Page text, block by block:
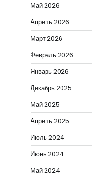
Май 2026
Апрель 2026
Март 2026
Февраль 2026
Январь 2026
Декабрь 2025
Май 2025
Апрель 2025
Июль 2024
Июнь 2024
Май 2024